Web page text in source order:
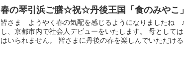
春の琴引浜ご膳☆祝☆丹後王国「食のみやこ
皆さま ようやく春の気配を感じるようになりましたね
し、京都市内で社会人デビューをいたします。 母とし
はいられません。 皆さまに丹後の春を楽しんでいただける